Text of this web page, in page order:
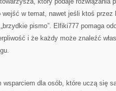
w temat, nawet jeśli ktoś przez
pismo”. Elfiki777 pomaga
i że każdy może znaleźć
wsparciem dla osób, które uczą się